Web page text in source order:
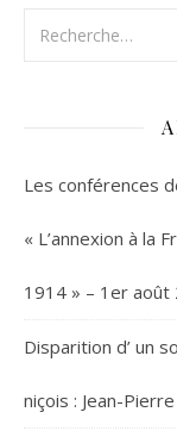
Les conférences
« L’annexion à la
1914 » – 1er août
Disparition d’ un
niçois : Jean-